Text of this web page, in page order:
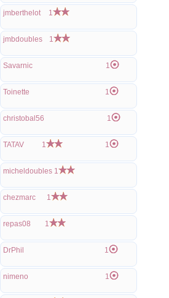
jmberthelot 1
jmbdoubles 1
Savarnic 1
Toinette 1
christobal56 1
TATAV 1 1
micheldoubles 1
chezmarc 1
repas08 1
DrPhil 1
nimeno 1